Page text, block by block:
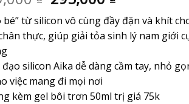
giá
gốc
là:
499,000 ₫.
hiện
tại
là:
295,000 ₫.
bé” từ silicon vô cùng đầy đặn và khít
thực, giúp giải tỏa sinh lý nam giới
đạo silicon Aika dễ dàng cầm tay, nhỏ
việc mang đi mọi nơi
kèm gel bôi trơn 50ml trị giá 75k